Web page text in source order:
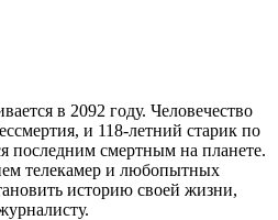
в 2092 году. Человечество
и 118-летний старик по
последним смертным на планете.
телекамер и любопытных
историю своей жизни,